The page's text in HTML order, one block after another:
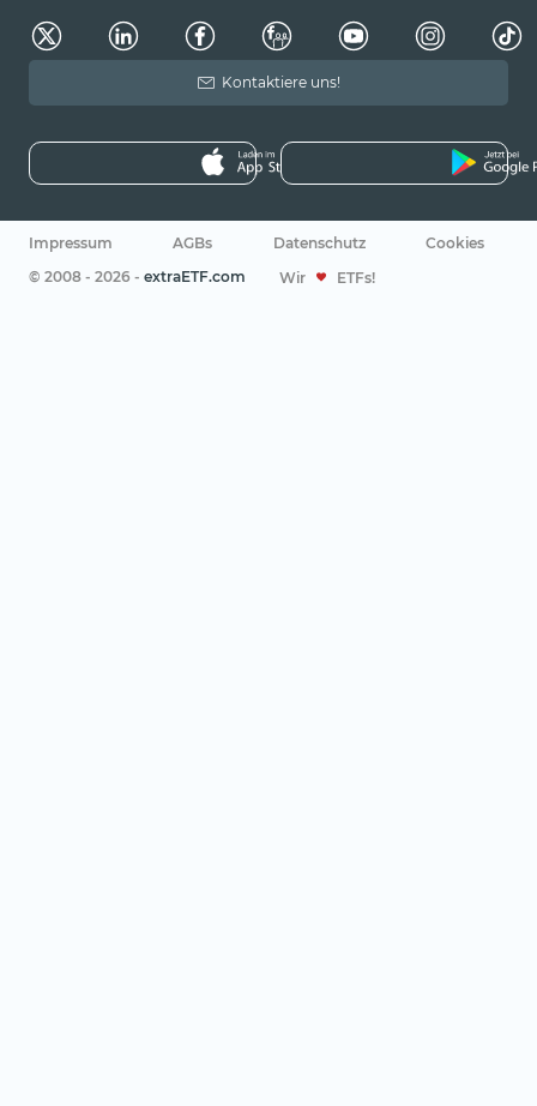
Kontaktiere uns!
Impressum AGBs Datenschutz
Cookies
© 2008 - 2026 - extraETF.com Wir ETFs!